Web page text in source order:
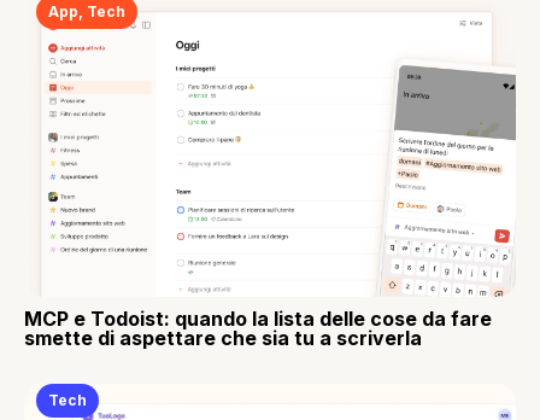
App, Tech
MCP e Todoist: quando la lista delle cose da fare
smette di aspettare che sia tu a scriverla
Tech